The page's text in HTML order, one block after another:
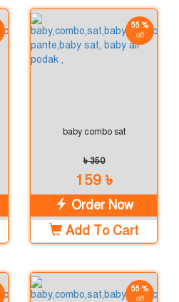
55 %
off
baby combo sat
৳ 350
159 ৳
Order Now
Add To Cart
55 %
off